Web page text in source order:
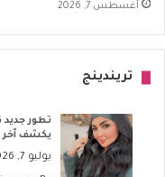
أغسطس 7, 2026
تريندينج
تطور جديد
يكشف آخر
يوليو 7, 2026